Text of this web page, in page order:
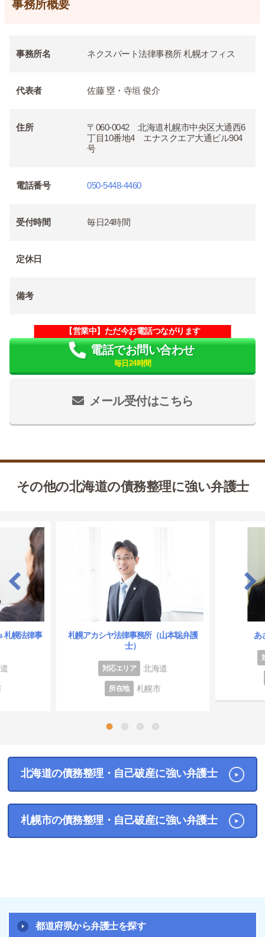
事務所概要
事務所名 ネクスパート法律事務所 札幌オフィス
代表者 佐藤 塁・寺垣 俊介
住所
〒060-0042 北海道札幌市中央区大通西6
丁目10番地4 エナスクエア大通ビル904
号
電話番号 050-5448-4460
受付時間 毎日24時間
定休日
備考
メール受付はこちら
【営業中】ただ今お電話つながります
電話でお問い合わせ
毎日24時間
その他の北海道の債務整理に強い弁護士
札幌法律事
札幌アカシヤ法律事務所（山本聡弁護
士）
対応エリア 北海道
所在地 札幌市
あ
北海道の債務整理・自己破産に強い弁護士
札幌市の債務整理・自己破産に強い弁護士
都道府県から弁護士を探す